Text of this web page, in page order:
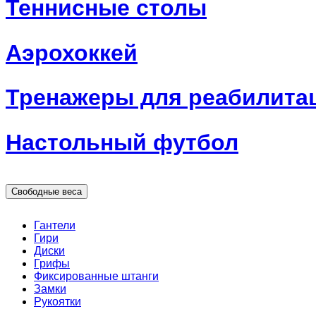
Теннисные столы
Аэрохоккей
Тренажеры для
Настольный футбол
Свободные веса
Гантели
Гири
Диски
Грифы
Фиксированные штанги
Замки
Рукоятки